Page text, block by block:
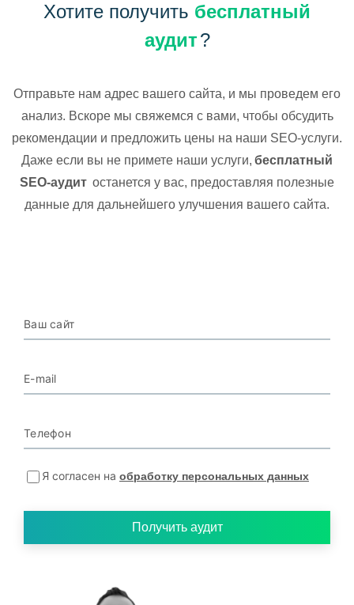
Хотите получить бесплатный
аудит?
Отправьте нам адрес вашего сайта, и мы проведем его
анализ. Вскоре мы свяжемся с вами, чтобы обсудить
рекомендации и предложить цены на наши SEO-услуги.
Даже если вы не примете наши услуги, бесплатный
SEO-аудит останется у вас, предоставляя полезные
данные для дальнейшего улучшения вашего сайта.
Ваш сайт
E-mail
Телефон
Я согласен на обработку персональных данных
Получить аудит